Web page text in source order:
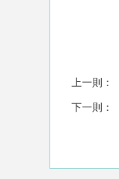
上一則：
下一則：